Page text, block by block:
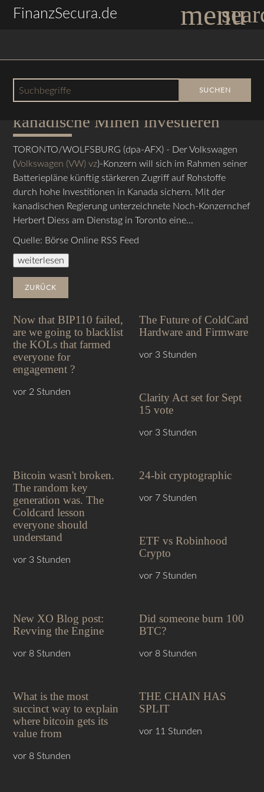
FinanzSecura.de menu
Suchbegriffe SUCHEN
ROUNDUP: VW will für
Batterierohstoffsicherheit in
kanadische Minen investieren
TORONTO/WOLFSBURG (dpa-AFX) - Der Volkswagen
(Volkswagen (VW) vz)-Konzern will sich im Rahmen seiner
Batteriepläne künftig stärkeren Zugriff auf Rohstoffe
durch hohe Investitionen in Kanada sichern. Mit der
kanadischen Regierung unterzeichnete Noch-Konzernchef
Herbert Diess am Dienstag in Toronto eine...
Quelle: Börse Online RSS Feed
weiterlesen
ZURÜCK
Now that BIP110 failed,
are we going to blacklist
the KOLs that farmed
everyone for
engagement ?
vor 2 Stunden
The Future of ColdCard
Hardware and Firmware
vor 3 Stunden
Clarity Act set for Sept
15 vote
vor 3 Stunden
Bitcoin wasn't broken.
The random key
generation was. The
Coldcard lesson
everyone should
understand
vor 3 Stunden
24-bit cryptographic
vor 7 Stunden
ETF vs Robinhood
Crypto
vor 7 Stunden
New XO Blog post:
Revving the Engine
vor 8 Stunden
Did someone burn 100
BTC?
vor 8 Stunden
What is the most
succinct way to explain
where bitcoin gets its
value from
vor 8 Stunden
THE CHAIN HAS
SPLIT
vor 11 Stunden